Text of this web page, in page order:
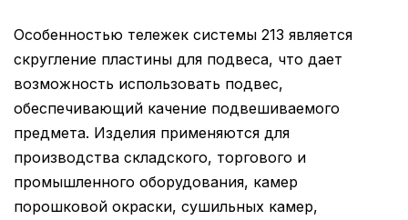
Особенностью тележек системы 213 является
скругление пластины для подвеса, что дает
возможность использовать подвес,
обеспечивающий качение подвешиваемого
предмета. Изделия применяются для
производства складского, торгового и
промышленного оборудования, камер
порошковой окраски, сушильных камер,